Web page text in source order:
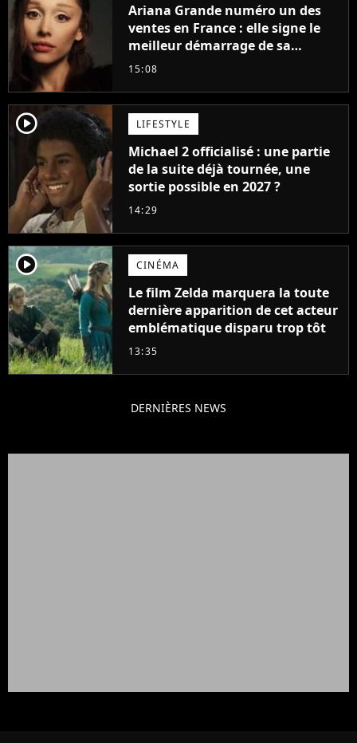
Ariana Grande numéro un des
ventes en France : elle signe le
meilleur démarrage de sa
carrière avec son album Petal
15:08
player2 LIFESTYLE
Michael 2 officialisé : une partie
de la suite déjà tournée, une
sortie possible en 2027 ?
14:29
player2 CINÉMA
Le film Zelda marquera la toute
dernière apparition de cet acteur
emblématique disparu trop tôt
13:35
DERNIÈRES NEWS